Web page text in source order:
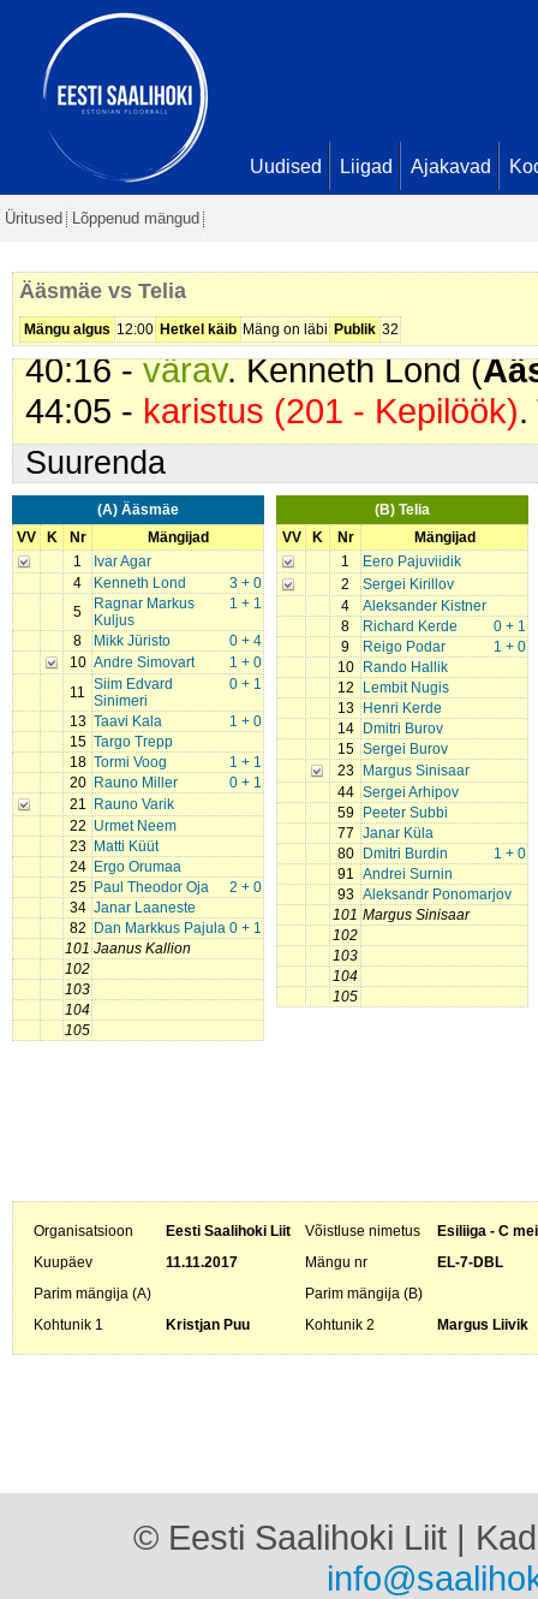
Uudised Liigad Ajakavad
Üritused Lõppenud mängud
Ääsmäe vs Telia
Mängu algus 12:00 Hetkel käib Mäng on läbi Publik 32
26:06 -
karistus (201 - Kepilöök)
28:02 -värav
32:23 -värav
Pajula. Seis
6 - 2
34:09 -värav. Tormi Voog (
37:39 -värav
38:37 -karistus (504 - Toores
40:16 -värav. Kenneth Lond (
44:05 - karistus (201 - Kepilöök).
Suurenda
(A) Ääsmäe
VV
K Nr
Mängijad
1
Ivar Agar
4
3 + 0
Kenneth Lond
5
1 + 1
Ragnar Markus
Kuljus
8
0 + 4
Mikk Jüristo
10
1 + 0
Andre Simovart
11
0 + 1
Siim Edvard
Sinimeri
13
1 + 0
Taavi Kala
15 Targo Trepp
18
1 + 1
Tormi Voog
20
0 + 1
Rauno Miller
21
Rauno Varik
22 Urmet Neem
23
Matti Küüt
24
Ergo Orumaa
25
2 + 0
Paul Theodor Oja
34 Janar Laaneste
82
0 + 1
Dan Markkus Pajula
101 Jaanus Kallion
102
103
104
105
(B) Telia
VV
K Nr
Mängijad
1
Eero Pajuviidik
2
Sergei Kirillov
4
Aleksander Kistner
8
0 + 1
Richard Kerde
9
1 + 0
Reigo Podar
10
Rando Hallik
12
Lembit Nugis
13
Henri Kerde
14
Dmitri Burov
15 Sergei Burov
23
Margus Sinisaar
44 Sergei Arhipov
59
Peeter Subbi
77 Janar Küla
80
1 + 0
Dmitri Burdin
91 Andrei Surnin
93 Aleksandr Ponomarjov
101 Margus Sinisaar
102
103
104
105
Organisatsioon Eesti Saalihoki Liit Võistluse nimetus
Esiliiga - C
Kuupäev
11.11.2017 Mängu nr
EL-7-DBL
Parim mängija (A)
Parim mängija (B)
Kohtunik 1
Kristjan Puu Kohtunik 2 Margus Liivik
© Eesti Saalihoki Liit |